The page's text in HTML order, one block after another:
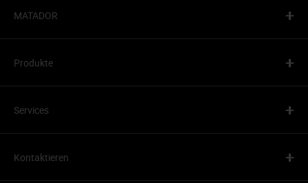
MATADOR +
Produkte +
Services +
Kontaktieren +